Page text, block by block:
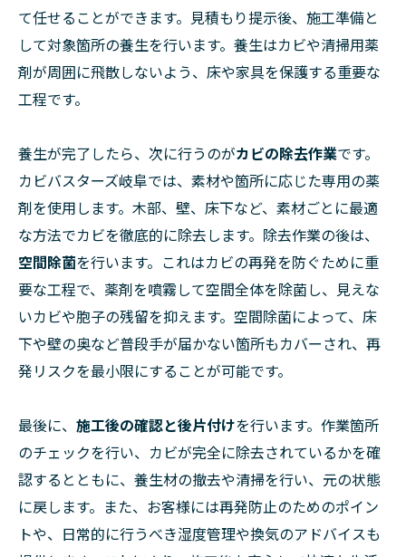
て任せることができます。見積もり提示後、施工準備と
して対象箇所の養生を行います。養生はカビや清掃用薬
剤が周囲に飛散しないよう、床や家具を保護する重要な
工程です。
養生が完了したら、次に行うのがカビの除去作業です。
カビバスターズ岐阜では、素材や箇所に応じた専用の薬
剤を使用します。木部、壁、床下など、素材ごとに最適
な方法でカビを徹底的に除去します。除去作業の後は、
空間除菌を行います。これはカビの再発を防ぐために重
要な工程で、薬剤を噴霧して空間全体を除菌し、見えな
いカビや胞子の残留を抑えます。空間除菌によって、床
下や壁の奥など普段手が届かない箇所もカバーされ、再
発リスクを最小限にすることが可能です。
最後に、 施工後の確認と後片付けを行います。作業箇所
のチェックを行い、カビが完全に除去されているかを確
認するとともに、養生材の撤去や清掃を行い、元の状態
に戻します。また、お客様には再発防止のためのポイン
トや、日常的に行うべき湿度管理や換気のアドバイスも